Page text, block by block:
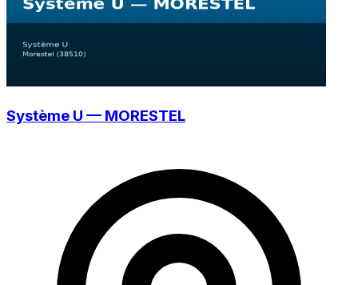
Système U — MORESTEL